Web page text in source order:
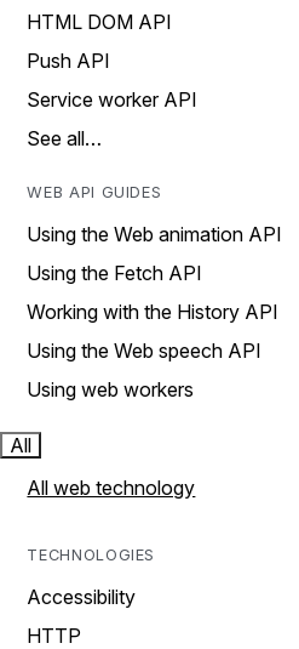
HTML DOM API
Push API
Service worker API
See all…
WEB API GUIDES
Using the Web animation API
Using the Fetch API
Working with the History API
Using the Web speech API
Using web workers
All
All web technology
TECHNOLOGIES
Accessibility
HTTP